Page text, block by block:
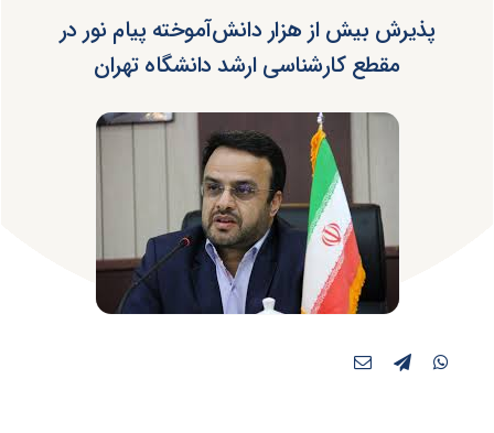
پذیرش بیش از هزار دانش‌آموخته پیام نور در
مقطع کارشناسی ارشد دانشگاه تهران